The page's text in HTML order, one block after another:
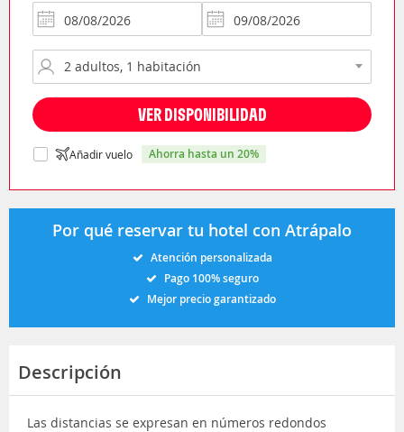
VER DISPONIBILIDAD
Añadir vuelo ahorra hasta un 20%
Por qué reservar tu hotel con Atrápalo
Atención personalizada
Pago 100% seguro
Mejor precio garantizado
Descripción
Las distancias se expresan en números redondos